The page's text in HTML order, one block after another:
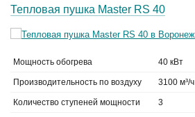
Тепловая пушка Master RS 40
Мощность обогрева 40 кВт
Производительность по воздуху 3100 м³/ч
Количество ступеней мощности 3